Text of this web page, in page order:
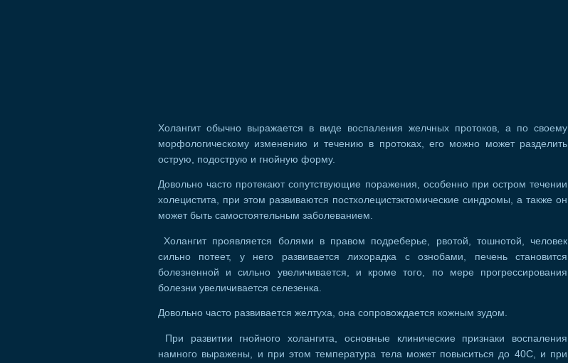
Холангит обычно выражается в виде воспаления желчных протоков, а по своему
морфологическому изменению и течению в протоках, его можно может разделить
острую, подострую и гнойную форму.
Довольно часто протекают сопутствующие поражения, особенно при остром течении
холецистита, при этом развиваются постхолецистэктомические синдромы, а также он
может быть самостоятельным заболеванием.
Холангит проявляется болями в правом подреберье, рвотой, тошнотой, человек
сильно потеет, у него развивается лихорадка с ознобами, печень становится
болезненной и сильно увеличивается, и кроме того, по мере прогрессирования
болезни увеличивается селезенка.
Довольно часто развивается желтуха, она сопровождается кожным зудом.
При развитии гнойного холангита, основные клинические признаки воспаления
намного выражены, и при этом температура тела может повыситься до 40С, и при